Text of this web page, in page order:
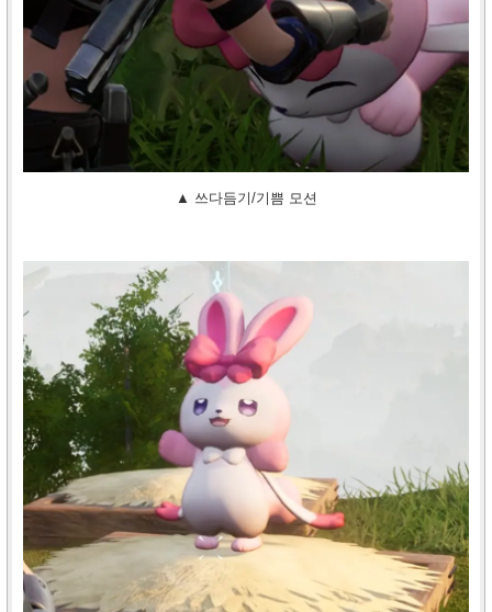
▲ 쓰다듬기/기쁨 모션